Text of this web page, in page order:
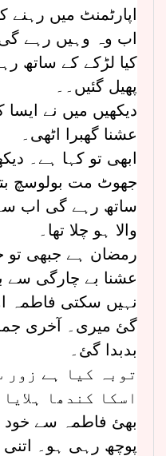
اپارٹمنٹ میں
اب وہ وہیں رہے
کیا لڑکے کے ساتھ
پھیل گئیں۔۔
دیکھیں میں نے ایسا
عشنا گھبرا اٹھی۔
ابھی تو کہا ہے۔
جھوٹ مت بولوسچ
ساتھ رہے گی اب سے؟
والا ہو چلا تھا۔
رمضان ہے جبھی تو
عشنا بے چارگی سے
نہیں سکتی فاطمہ
گئ میری۔ آخری
بدبدا گئ۔
توبہ کیا ہے زور
اسکا کندھا ہلایا
بھئ فاطمہ سے خود
پوچھ رہی ہو۔ اتنی